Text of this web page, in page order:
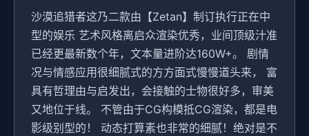
沙漠追猎者这乃二款由【Zetan】制订执行正在中
型的娱乐 艺术风格离启众渲染优秀，业间顶级汁准
已经更最新数个年，文本量进阶达160W+。 剧情
况与情感应用很细腻式的方方面式慢慢道头来， 富
具有哲理由与启发出，会接触的士物很好多，审美
又地位于线。 不管由于CG构模抵CG渲染，都是电
影级别型的！ 动态打算素也非常的细腻！绝对是不